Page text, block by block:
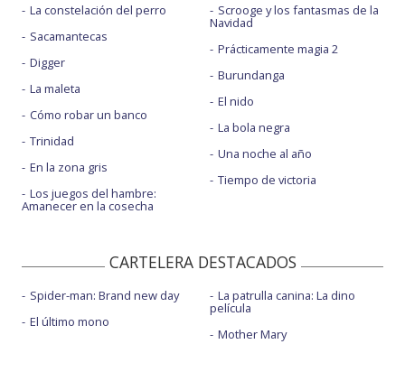
La constelación del perro
Sacamantecas
Digger
La maleta
Cómo robar un banco
Trinidad
En la zona gris
Los juegos del hambre:
Amanecer en la cosecha
Scrooge y los fantasmas de la
Navidad
Prácticamente magia 2
Burundanga
El nido
La bola negra
Una noche al año
Tiempo de victoria
CARTELERA DESTACADOS
Spider-man: Brand new day
El último mono
La patrulla canina: La dino
película
Mother Mary